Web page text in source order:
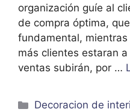
organización guíe al
de compra óptima,
fundamental,
más clientes estaran
ventas subirán, por …
Categorías
Decoracion de